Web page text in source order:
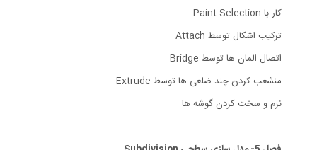
کار با Paint Selection
ترکیب اشکال توسط Attach
اتصال المان ها توسط Bridge
منشعب کردن چند ضلعی ها توسط Extrude
نرم و سخت کردن گوشه ها